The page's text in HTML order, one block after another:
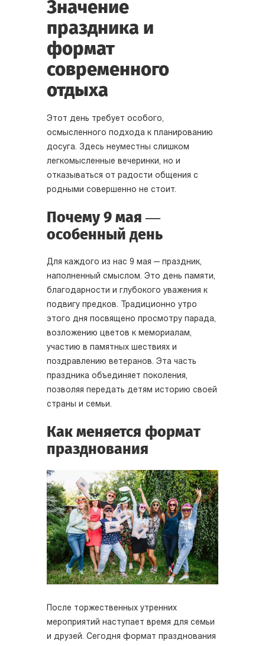
Значение
праздника и
формат
современного
отдыха
Этот день требует особого,
осмысленного подхода к планированию
досуга. Здесь неуместны слишком
легкомысленные вечеринки, но и
отказываться от радости общения с
родными совершенно не стоит.
Почему 9 мая —
особенный день
Для каждого из нас 9 мая — праздник,
наполненный смыслом. Это день памяти,
благодарности и глубокого уважения к
подвигу предков. Традиционно утро
этого дня посвящено просмотру парада,
возложению цветов к мемориалам,
участию в памятных шествиях и
поздравлению ветеранов. Эта часть
праздника объединяет поколения,
позволяя передать детям историю своей
страны и семьи.
Как меняется формат
празднования
После торжественных утренних
мероприятий наступает время для семьи
и друзей. Сегодня формат празднования